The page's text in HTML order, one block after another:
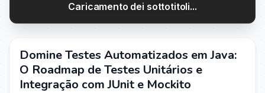
Caricamento dei sottotitoli...
Domine Testes Automatizados em Java:
O Roadmap de Testes Unitários e
Integração com JUnit e Mockito